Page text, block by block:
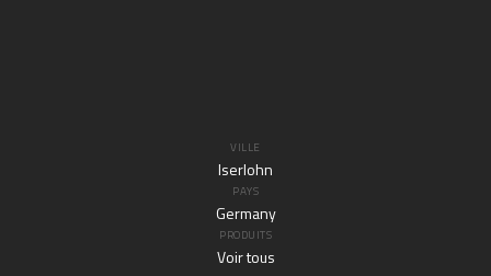
VILLE
Iserlohn
PAYS
Germany
PRODUITS
Voir tous